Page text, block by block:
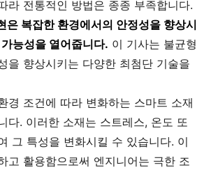
라 전통적인 방법은 종종 부족합니다.
은 복잡한 환경에서의 안정성을 향상시
능성을 열어줍니다. 이 기사는 불균형
을 향상시키는 다양한 최첨단 기술을
경 조건에 따라 변화하는 스마트 소재
다. 이러한 소재는 스트레스, 온도 또
그 특성을 변화시킬 수 있습니다. 이
고 활용함으로써 엔지니어는 극한 조